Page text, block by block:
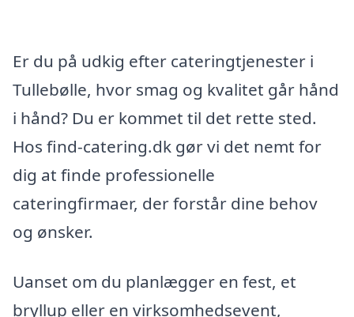
Er du på udkig efter cateringtjenester i
Tullebølle, hvor smag og kvalitet går hånd
i hånd? Du er kommet til det rette sted.
Hos find-catering.dk gør vi det nemt for
dig at finde professionelle
cateringfirmaer, der forstår dine behov
og ønsker.
Uanset om du planlægger en fest, et
bryllup eller en virksomhedsevent,